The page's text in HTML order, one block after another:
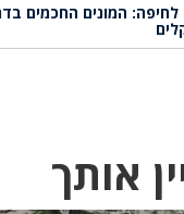
המונים החכמים
אותך